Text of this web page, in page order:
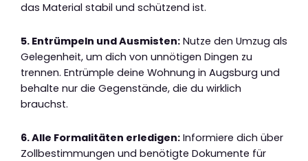
das Material stabil und schützend ist.
5. Entrümpeln und Ausmisten: Nutze den Umzug als
Gelegenheit, um dich von unnötigen Dingen zu
trennen. Entrümple deine Wohnung in Augsburg und
behalte nur die Gegenstände, die du wirklich
brauchst.
6. Alle Formalitäten erledigen: Informiere dich über
Zollbestimmungen und benötigte Dokumente für